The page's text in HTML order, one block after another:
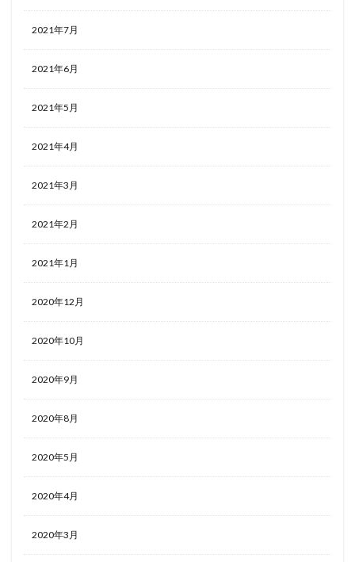
2021年7月
2021年6月
2021年5月
2021年4月
2021年3月
2021年2月
2021年1月
2020年12月
2020年10月
2020年9月
2020年8月
2020年5月
2020年4月
2020年3月